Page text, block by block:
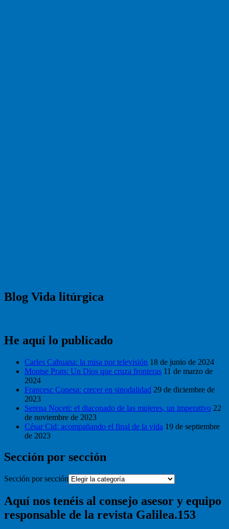
Blog Vida litúrgica
He aquí lo publicado
Carles Cahuana: la misa por televisión 18 de junio de 2024
Montse Prats: Un Dios que cruza fronteras 11 de marzo de
2024
Francesc Conesa: crecer en sinodalidad 29 de diciembre de
2023
Serena Noceti: el diaconado de las mujeres, un imperativo 22
de noviembre de 2023
César Cid: acompañando el final de la vida 19 de septiembre
de 2023
Sección por sección
Sección por sección
Aquí nos tenéis al consejo asesor y equipo
responsable de la revista Galilea.153